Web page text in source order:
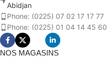
Abidjan
Phone: (0225) 07 02 17 17 77
Phone: (0225) 01 04 14 45 60
NOS MAGASINS